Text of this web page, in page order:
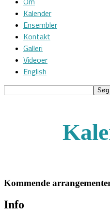
Kalender
Ensembler
Kontakt
Galleri
Videoer
English
Kommende
Info